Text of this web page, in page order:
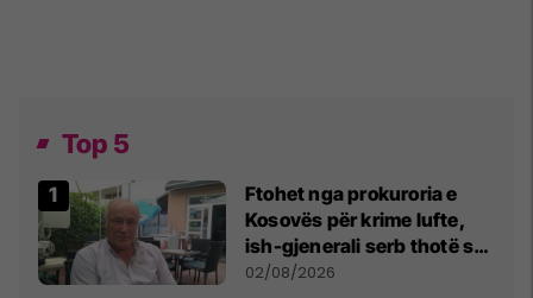
Top 5
Ftohet nga prokuroria e
Kosovës për krime lufte,
ish-gjenerali serb thotë se
dikush e tradhtoi në
02/08/2026